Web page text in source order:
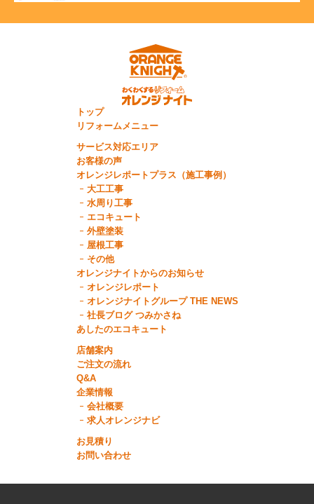
トップ
リフォームメニュー
サービス対応エリア
お客様の声
オレンジレポートプラス（施工事例）
大工工事
水周り工事
エコキュート
外壁塗装
屋根工事
その他
オレンジナイトからのお知らせ
オレンジレポート
オレンジナイトグループ THE NEWS
社長ブログ つみかさね
あしたのエコキュート
店舗案内
ご注文の流れ
Q&A
企業情報
会社概要
求人オレンジナビ
お見積り
お問い合わせ